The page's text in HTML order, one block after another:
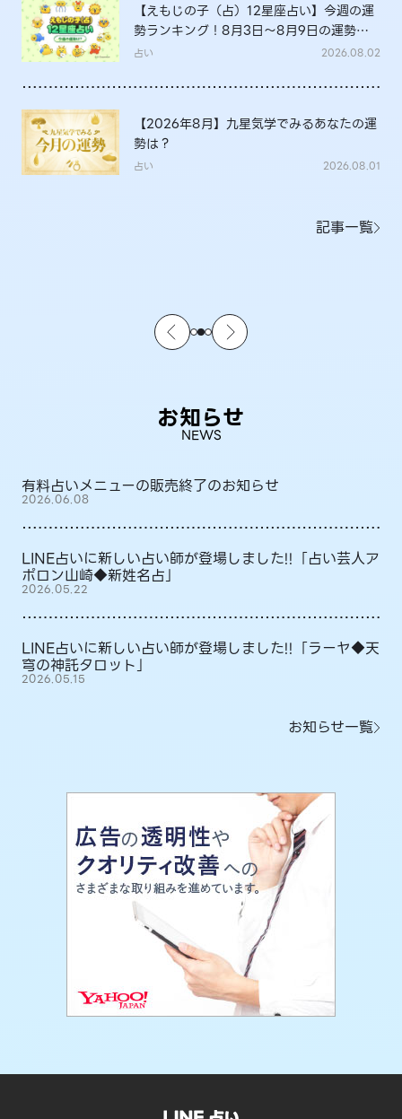
【えもじの子（占）12星座占い】今週の運
勢ランキング！8月3日～8月9日の運勢
は？
占い 2026.08.02
【2026年8月】九星気学でみるあなたの運
勢は？
占い 2026.08.01
記事一覧
お知らせ
NEWS
有料占いメニューの販売終了のお知らせ
2026.06.08
LINE占いに新しい占い師が登場しました!!「占い芸人ア
ポロン山崎◆新姓名占」
2026.05.22
LINE占いに新しい占い師が登場しました!!「ラーヤ◆天
穹の神託タロット」
2026.05.15
お知らせ一覧